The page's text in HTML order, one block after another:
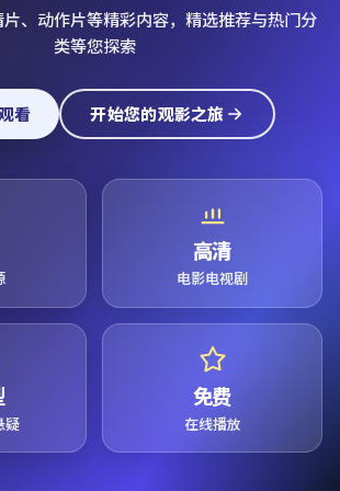
、动作片等精彩内容，精选推荐与热门分
类等您探索
看 开始您的观影之旅
高清
电影电视剧
疑
免费
在线播放